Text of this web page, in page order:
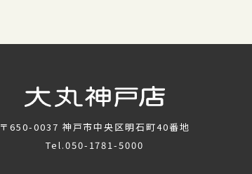
〒650-0037 神戸市中央区明石町40番地
Tel.050-1781-5000